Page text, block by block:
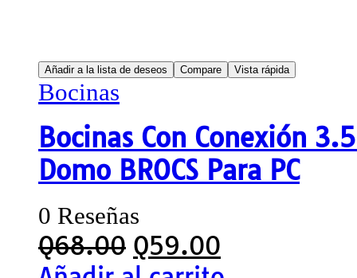
Añadir a la lista de deseos Compare Vista rápida
Bocinas
Bocinas Con Conexión
Domo BROCS Para PC
0 Reseñas
Q68.00 Q59.00